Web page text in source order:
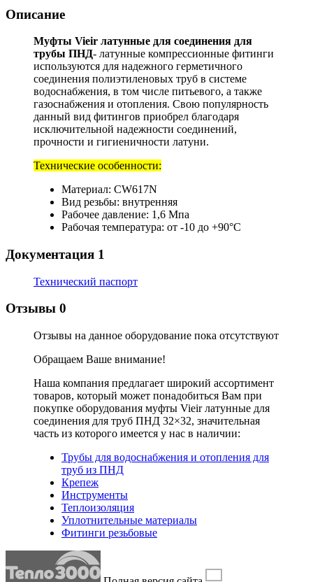
Описание
Муфты Vieir латунные для соединения для
трубы ПНД- латунные компрессионные фитинги
используются для надежного герметичного
соединения полиэтиленовых труб в системе
водоснабжения, в том числе питьевого, а также
газоснабжения и отопления. Свою популярность
данный вид фитингов приобрел благодаря
исключительной надежности соединений,
прочности и гигиеничности латуни.
Технические особенности:
Материал: CW617N
Вид резьбы: внутренняя
Рабочее давление: 1,6 Мпа
Рабочая температура: от -10 до +90°С
Документация 1
Технический паспорт
Отзывы 0
Отзывы на данное оборудование пока отсутствуют
Обращаем Ваше внимание!
Наша компания предлагает широкий ассортимент
товаров, который может понадобиться Вам при
покупке оборудования муфты Vieir латунные для
соединения для труб ПНД 32×32, значительная
часть из которого имеется у нас в наличии:
Трубы для водоснабжения и отопления для
труб из ПНД
Крепеж
Инструменты
Теплоизоляция
Уплотнительные материалы
Фитинги резьбовые